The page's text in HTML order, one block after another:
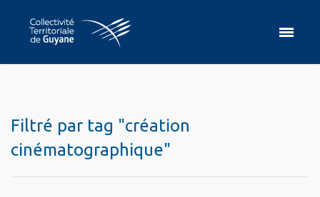
Filtré par tag "création
cinématographique"